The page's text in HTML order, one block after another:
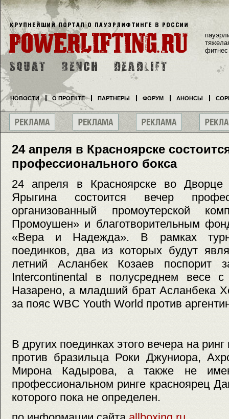
24 апреля в Красноярске
профессионального бокса
24 апреля в Красноярске во
Ярыгина состоится вечер
организованный промоутерской
Промоушен» и благотворительным
«Вера и Надежда». В рамках
поединков, два из которых будут
летний Асланбек Козаев поспорит
Intercontinental в полусреднем весе
Назарено, а младший брат Асланбека
за пояс WBC Youth World против
В других поединках этого вечера на
против бразильца Роки Джуниора,
Мирона Кадырова, а также не
профессиональном ринге красноярец
которого пока не определен.
фитнес
НОВОСТИ О ПРОЕКТЕ ПАРТНЕРЫ ФОРУМ АНОНСЫ